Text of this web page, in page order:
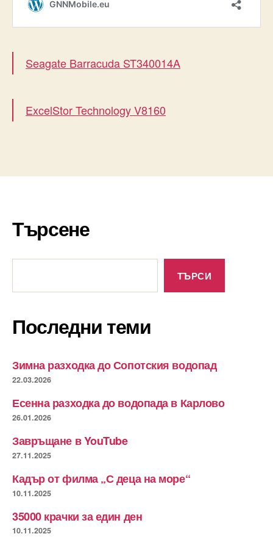
Seagate Barracuda ST340014A
ExcelStor Technology V8160
Търсене
ТЪРСИ
Последни теми
Зимна разходка до Сопотския водопад
22.03.2026
Есенна разходка до водопада в Карлово
26.01.2026
Завръщане в YouTube
27.11.2025
Кадър от филма „С деца на море“
10.11.2025
35000 крачки за един ден
10.11.2025